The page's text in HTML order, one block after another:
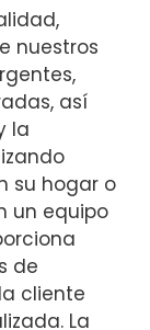
nuestros
así
la
su hogar o
un equipo
de
cliente
La